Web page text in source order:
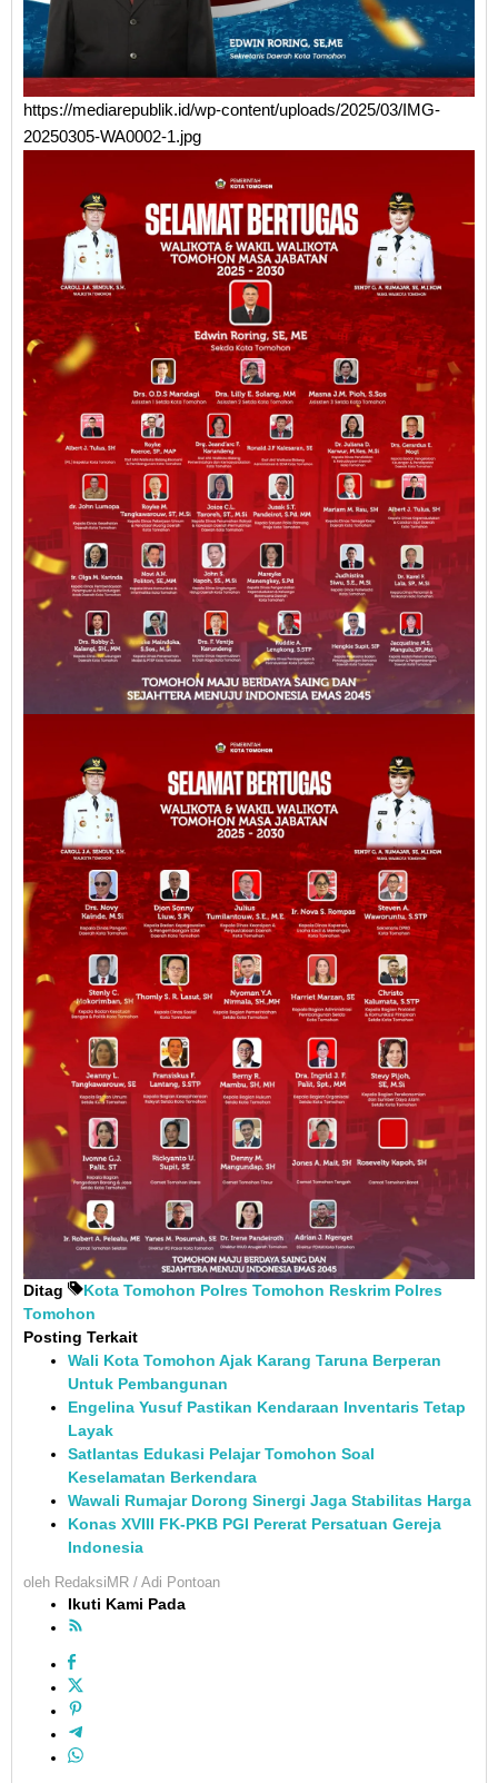
https://mediarepublik.id/wp-content/uploads/2025/03/IMG-
20250305-WA0002-1.jpg
Ditag Kota Tomohon Polres Tomohon Reskrim Polres
Tomohon
Posting Terkait
Wali Kota Tomohon Ajak Karang Taruna Berperan
Untuk Pembangunan
Engelina Yusuf Pastikan Kendaraan Inventaris Tetap
Layak
Satlantas Edukasi Pelajar Tomohon Soal
Keselamatan Berkendara
Wawali Rumajar Dorong Sinergi Jaga Stabilitas Harga
Konas XVIII FK-PKB PGI Pererat Persatuan Gereja
Indonesia
oleh RedaksiMR / Adi Pontoan
Ikuti Kami Pada